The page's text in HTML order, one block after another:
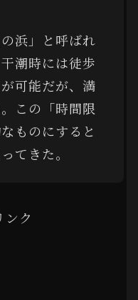
浜」と呼ばれ
潮時には徒歩
可能だが、満
この「時間限
ものにすると
てきた。
ンク